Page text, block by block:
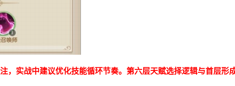
，实战中建议优化技能循环节奏。第六层天赋选择逻辑与首层形